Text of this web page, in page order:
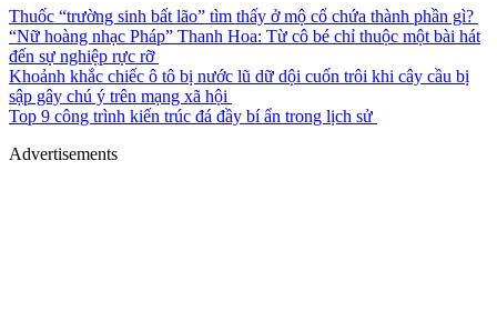
Thuốc “trường sinh bất lão” tìm thấy ở mộ cổ chứa thành phần gì?
“Nữ hoàng nhạc Pháp” Thanh Hoa: Từ cô bé chỉ thuộc một bài hát
đến sự nghiệp rực rỡ
Khoảnh khắc chiếc ô tô bị nước lũ dữ dội cuốn trôi khi cây cầu bị
sập gây chú ý trên mạng xã hội
Top 9 công trình kiến trúc đá đầy bí ẩn trong lịch sử
Advertisements